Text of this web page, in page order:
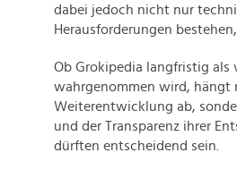
dabei jedoch nicht nur
Herausforderungen
Ob Grokipedia langfristig als
wahrgenommen wird, hängt
Weiterentwicklung ab,
und der Transparenz ihrer
dürften entscheidend sein.